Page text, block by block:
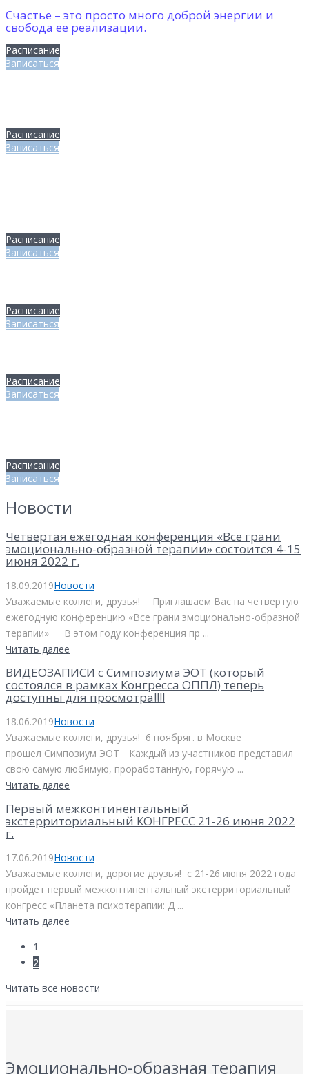
Счастье – это просто много доброй энергии и
свобода ее реализации.
Расписание
Записаться
Расписание
Записаться
Расписание
Записаться
Расписание
Записаться
Расписание
Записаться
Расписание
Записаться
Новости
Четвертая ежегодная конференция «Все грани
эмоционально-образной терапии» состоится 4-15
июня 2022 г.
18.09.2019Новости
Уважаемые коллеги, друзья! ⠀ Приглашаем Вас на четвертую
ежегодную конференцию «Все грани эмоционально-образной
терапии» ⠀ В этом году конференция пр ...
Читать далее
ВИДЕОЗАПИСИ с Симпозиума ЭОТ (который
состоялся в рамках Конгресса ОППЛ) теперь
доступны для просмотра!!!!
18.06.2019Новости
Уважаемые коллеги, друзья! 6 ноябряг. в Москве
прошел Симпозиум ЭОТ⠀ Каждый из участников представил
свою самую любимую, проработанную, горячую ...
Читать далее
Первый межконтинентальный
экстерриториальный КОНГРЕСС 21-26 июня 2022
г.
17.06.2019Новости
Уважаемые коллеги, дорогие друзья! с 21-26 июня 2022 года
пройдет первый межконтинентальный экстерриториальный
конгресс «Планета психотерапии: Д ...
Читать далее
1
2
Читать все новости
Эмоционально-образная терапия